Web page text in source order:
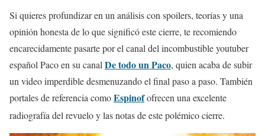
Si quieres profundizar en un análisis con spoilers, teorías y una
opinión honesta de lo que significó este cierre, te recomiendo
encarecidamente pasarte por el canal del incombustible youtuber
español Paco en su canal De todo un Paco, quien acaba de subir
un video imperdible desmenuzando el final paso a paso. También
portales de referencia comoEspinofofrecen una excelente
radiografía del revuelo y las notas de este polémico cierre.